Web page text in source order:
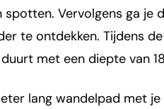
Vervolgens ga je
te ontdekken. Tijdens
met een diepte van
lang wandelpad met je